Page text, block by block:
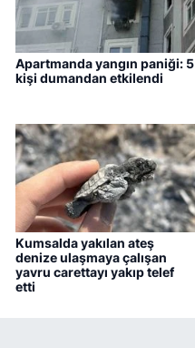
Apartmanda yangın paniği: 5
kişi dumandan etkilendi
Kumsalda yakılan ateş
denize ulaşmaya çalışan
yavru carettayı yakıp telef
etti